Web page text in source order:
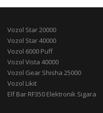
Vozol Star 20000
Vozol Star 40000
Vozol 6000 Puff
Vozol Vista 40000
Vozol Gear Shisha 25000
Vozol Likit
Elf Bar RF350 Elektronik Sigara